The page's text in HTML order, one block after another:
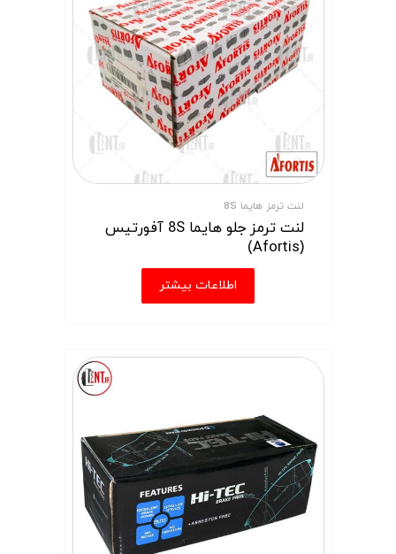
لنت ترمز هایما 8S
لنت ترمز جلو هایما 8S آفورتیس
(Afortis)
اطلاعات بیشتر